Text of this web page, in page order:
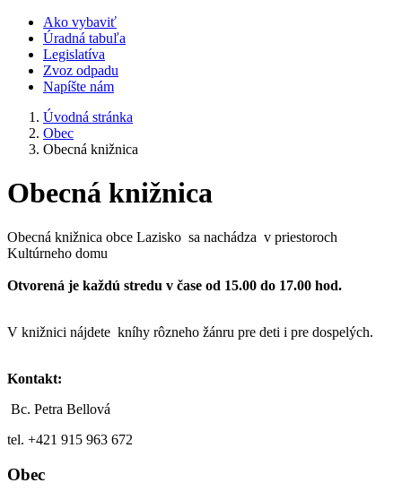
Ako vybaviť
Úradná tabuľa
Legislatíva
Zvoz odpadu
Napíšte nám
Úvodná stránka
Obec
Obecná knižnica
Obecná knižnica
Obecná knižnica obce Lazisko sa nachádza v priestoroch
Kultúrneho domu
Otvorená je každú stredu v čase od 15.00 do 17.00 hod.
V knižnici nájdete kníhy rôzneho žánru pre deti i pre dospelých.
Kontakt:
Bc. Petra Bellová
tel. +421 915 963 672
Obec